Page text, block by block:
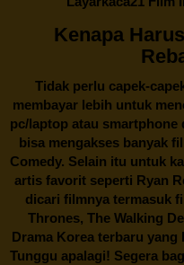
Kenapa
Tidak perlu capek-
membayar lebih untuk
pc/laptop atau smartphone
bisa mengakses banyak
Comedy. Selain itu untuk
artis favorit seperti Ryan
dicari filmnya termasuk
Thrones, The Walking
Drama Korea terbaru
Tunggu apalagi! Segera